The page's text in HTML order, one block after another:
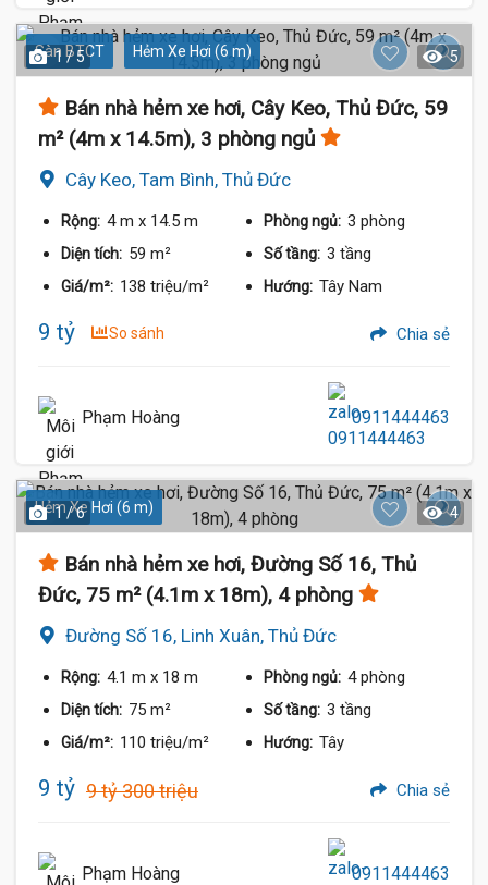
Sàn BTCT Hẻm Xe Hơi (6 m)
1 / 5 5
Bán nhà hẻm xe hơi, Cây Keo, Thủ Đức, 59
m² (4m x 14.5m), 3 phòng ngủ
Cây Keo, Tam Bình, Thủ Đức
Rộng: 4 m x 14.5 m Phòng ngủ: 3 phòng
Diện tích: 59 m² Số tầng: 3 tầng
Giá/m²: 138 triệu/m² Hướng: Tây Nam
9 tỷ So sánh Chia sẻ
Phạm Hoàng 0911444463
Hẻm Xe Hơi (6 m)
1 / 6 4
Bán nhà hẻm xe hơi, Đường Số 16, Thủ
Đức, 75 m² (4.1m x 18m), 4 phòng
Đường Số 16, Linh Xuân, Thủ Đức
Rộng: 4.1 m x 18 m Phòng ngủ: 4 phòng
Diện tích: 75 m² Số tầng: 3 tầng
Giá/m²: 110 triệu/m² Hướng: Tây
9 tỷ 9 tỷ 300 triệu Chia sẻ
Phạm Hoàng 0911444463